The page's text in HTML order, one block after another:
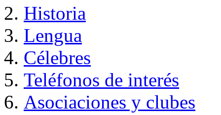
Historia
Lengua
Célebres
Teléfonos de interés
Asociaciones y clubes